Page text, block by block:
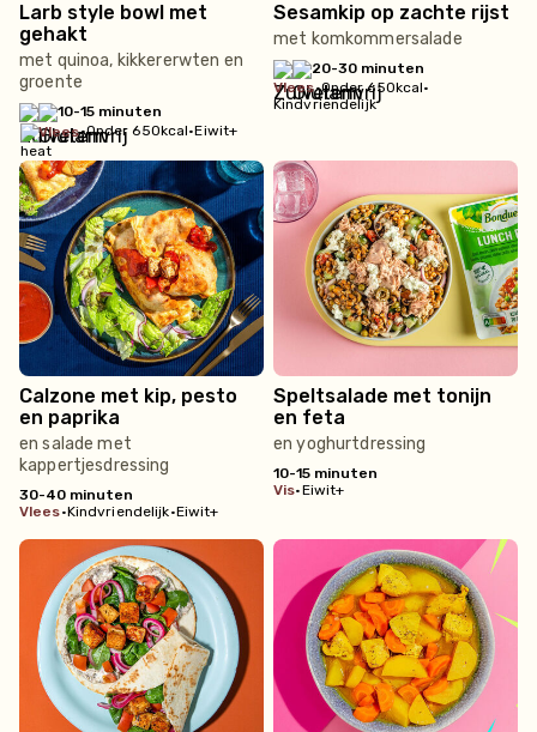
Larb style bowl met
gehakt
met quinoa, kikkererwten en
groente
10-15 minuten
vlees•Onder 650kcal•Eiwit+
Sesamkip op zachte rijst
met komkommersalade
20-30 minuten
vlees•Onder 650kcal•
Kindvriendelijk
Calzone met kip, pesto
en paprika
en salade met
kappertjesdressing
30-40 minuten
vlees•Kindvriendelijk•Eiwit+
Speltsalade met tonijn
en feta
en yoghurtdressing
10-15 minuten
vis•Eiwit+